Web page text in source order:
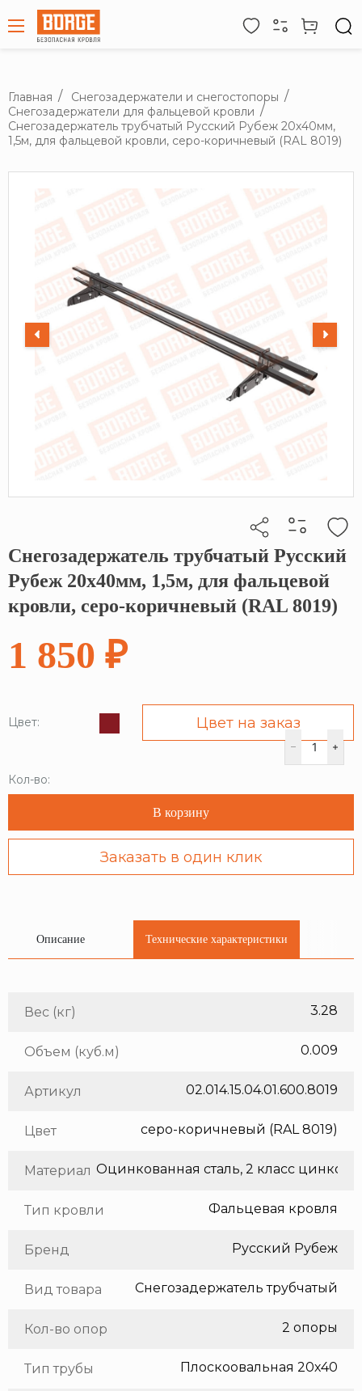
Главная
Снегозадержатели и снегостопоры
Снегозадержатели для фальцевой кровли
Снегозадержатель трубчатый Русский Рубеж 20х40мм,
1,5м, для фальцевой кровли, серо-коричневый (RAL 8019)
Кликните, чтобы скопировать прямую ссылку
Снегозадержатель трубчатый Русский
Рубеж 20х40мм, 1,5м, для фальцевой
кровли, серо-коричневый (RAL 8019)
1 850 ₽
Цвет: Цвет на заказ
Кол-во:
В корзину
Заказать в один клик
Описание Технические характеристики
Вес (кг) 3.28
Объем (куб.м) 0.009
Артикул 02.014.15.04.01.600.8019
Цвет серо-коричневый (RAL 8019)
Материал
Тип кровли Фальцевая кровля
Бренд Русский Рубеж
Вид товара Снегозадержатель трубчатый
Кол-во опор 2 опоры
Тип трубы Плоскоовальная 20х40